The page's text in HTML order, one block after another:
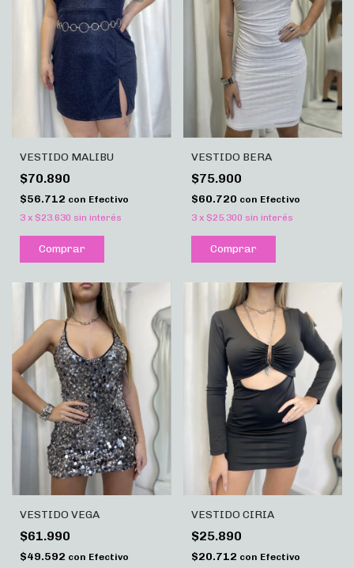
VESTIDO MALIBU
$70.890
$56.712 con Efectivo
3 x $23.630 sin interés
Comprar
VESTIDO BERA
$75.900
$60.720 con Efectivo
3 x $25.300 sin interés
Comprar
VESTIDO VEGA
$61.990
$49.592 con Efectivo
VESTIDO CIRIA
$25.890
$20.712 con Efectivo